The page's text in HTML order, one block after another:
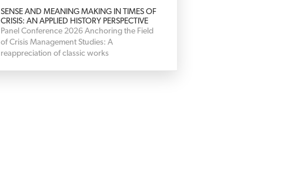
SENSE AND MEANING MAKING IN TIMES OF
CRISIS: AN APPLIED HISTORY PERSPECTIVE
Panel Conference 2026 Anchoring the Field
of Crisis Management Studies: A
reappreciation of classic works